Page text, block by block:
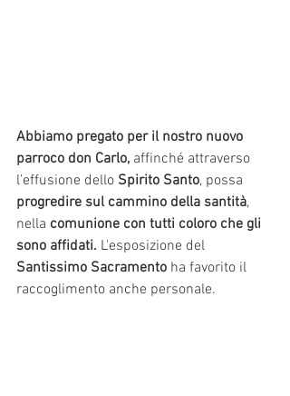
Abbiamo pregato per il nostro nuovo
parroco don Carlo, affinché attraverso
l’effusione dello Spirito Santo, possa
progredire sul cammino della santità,
nella comunione con tutti coloro che gli
sono affidati. L'esposizione del
Santissimo Sacramento ha favorito il
raccoglimento anche personale.